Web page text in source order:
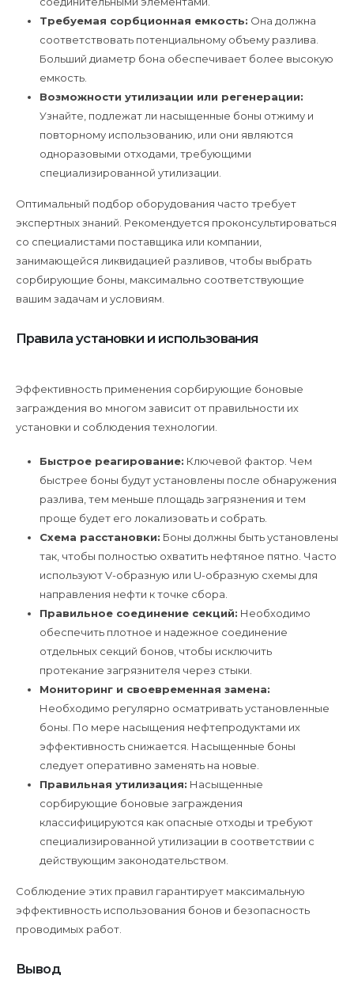
Требуемая сорбционная емкость: Она должна
соответствовать потенциальному объему разлива.
Больший диаметр бона обеспечивает более высокую
емкость.
Возможности утилизации или регенерации:
Узнайте, подлежат ли насыщенные боны отжиму и
повторному использованию, или они являются
одноразовыми отходами, требующими
специализированной утилизации.
Оптимальный подбор оборудования часто требует
экспертных знаний. Рекомендуется проконсультироваться
со специалистами поставщика или компании,
занимающейся ликвидацией разливов, чтобы выбрать
сорбирующие боны, максимально соответствующие
вашим задачам и условиям.
Правила установки и использования
Эффективность применения сорбирующие боновые
заграждения во многом зависит от правильности их
установки и соблюдения технологии.
Быстрое реагирование: Ключевой фактор. Чем
быстрее боны будут установлены после обнаружения
разлива, тем меньше площадь загрязнения и тем
проще будет его локализовать и собрать.
Схема расстановки: Боны должны быть установлены
так, чтобы полностью охватить нефтяное пятно. Часто
используют V-образную или U-образную схемы для
направления нефти к точке сбора.
Правильное соединение секций: Необходимо
обеспечить плотное и надежное соединение
отдельных секций бонов, чтобы исключить
протекание загрязнителя через стыки.
Мониторинг и своевременная замена:
Необходимо регулярно осматривать установленные
боны. По мере насыщения нефтепродуктами их
эффективность снижается. Насыщенные боны
следует оперативно заменять на новые.
Правильная утилизация: Насыщенные
сорбирующие боновые заграждения
классифицируются как опасные отходы и требуют
специализированной утилизации в соответствии с
действующим законодательством.
Соблюдение этих правил гарантирует максимальную
эффективность использования бонов и безопасность
проводимых работ.
Вывод